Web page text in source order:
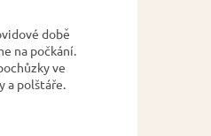
době
na počkání.
ve
a polštáře.